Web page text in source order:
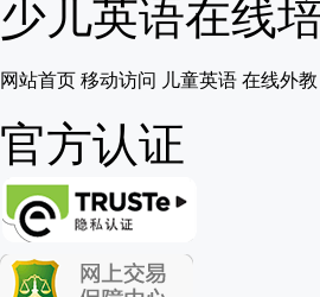
少儿英语在线
网站首页 移动访问 儿童英语 在线外教
官方认证